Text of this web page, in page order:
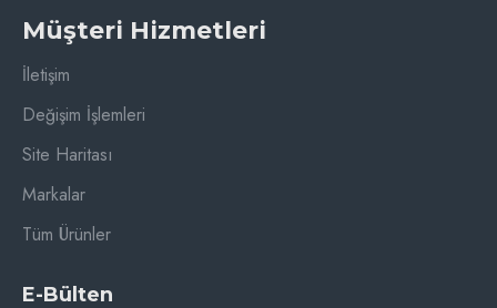
Müşteri Hizmetleri
İletişim
Değişim İşlemleri
Site Haritası
Markalar
Tüm Ürünler
E-Bülten